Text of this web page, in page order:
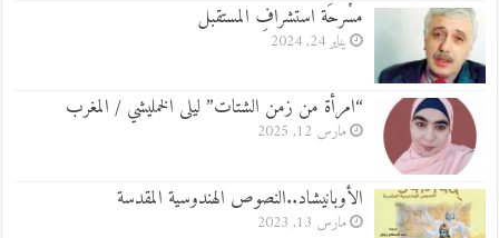
مسْرحَة استشرافِ المستقبل
يناير 24, 2024
“امرأة من زمن الشتات” ليلى الخمليشي / المغرب
مارس 12, 2025
الأوبانيشاد..النصوص الهندوسية المقدسة
مارس 13, 2023